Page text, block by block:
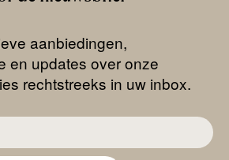
aanbiedingen,
en updates over onze
rechtstreeks in uw inbox.